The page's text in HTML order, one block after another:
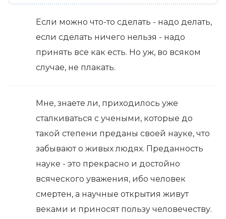
Если можно что-то сделать - надо делать,
если сделать ничего нельзя - надо
принять все как есть. Но уж, во всяком
случае, не плакать.
Мне, знаете ли, приходилось уже
сталкиваться с учеными, которые до
такой степени преданы своей науке, что
забывают о живых людях. Преданность
науке - это прекрасно и достойно
всяческого уважения, ибо человек
смертен, а научные открытия живут
веками и приносят пользу человечеству.